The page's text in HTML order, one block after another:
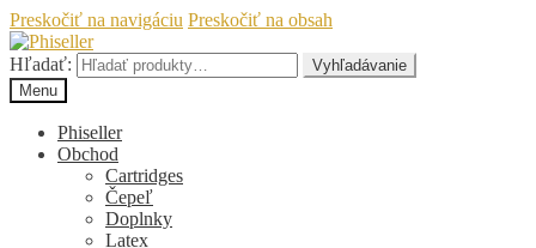
Preskočiť na navigáciu Preskočiť na obsah
Hľadať:
Vyhľadávanie
Menu
Phiseller
Obchod
Cartridges
Čepeľ
Doplnky
Latex